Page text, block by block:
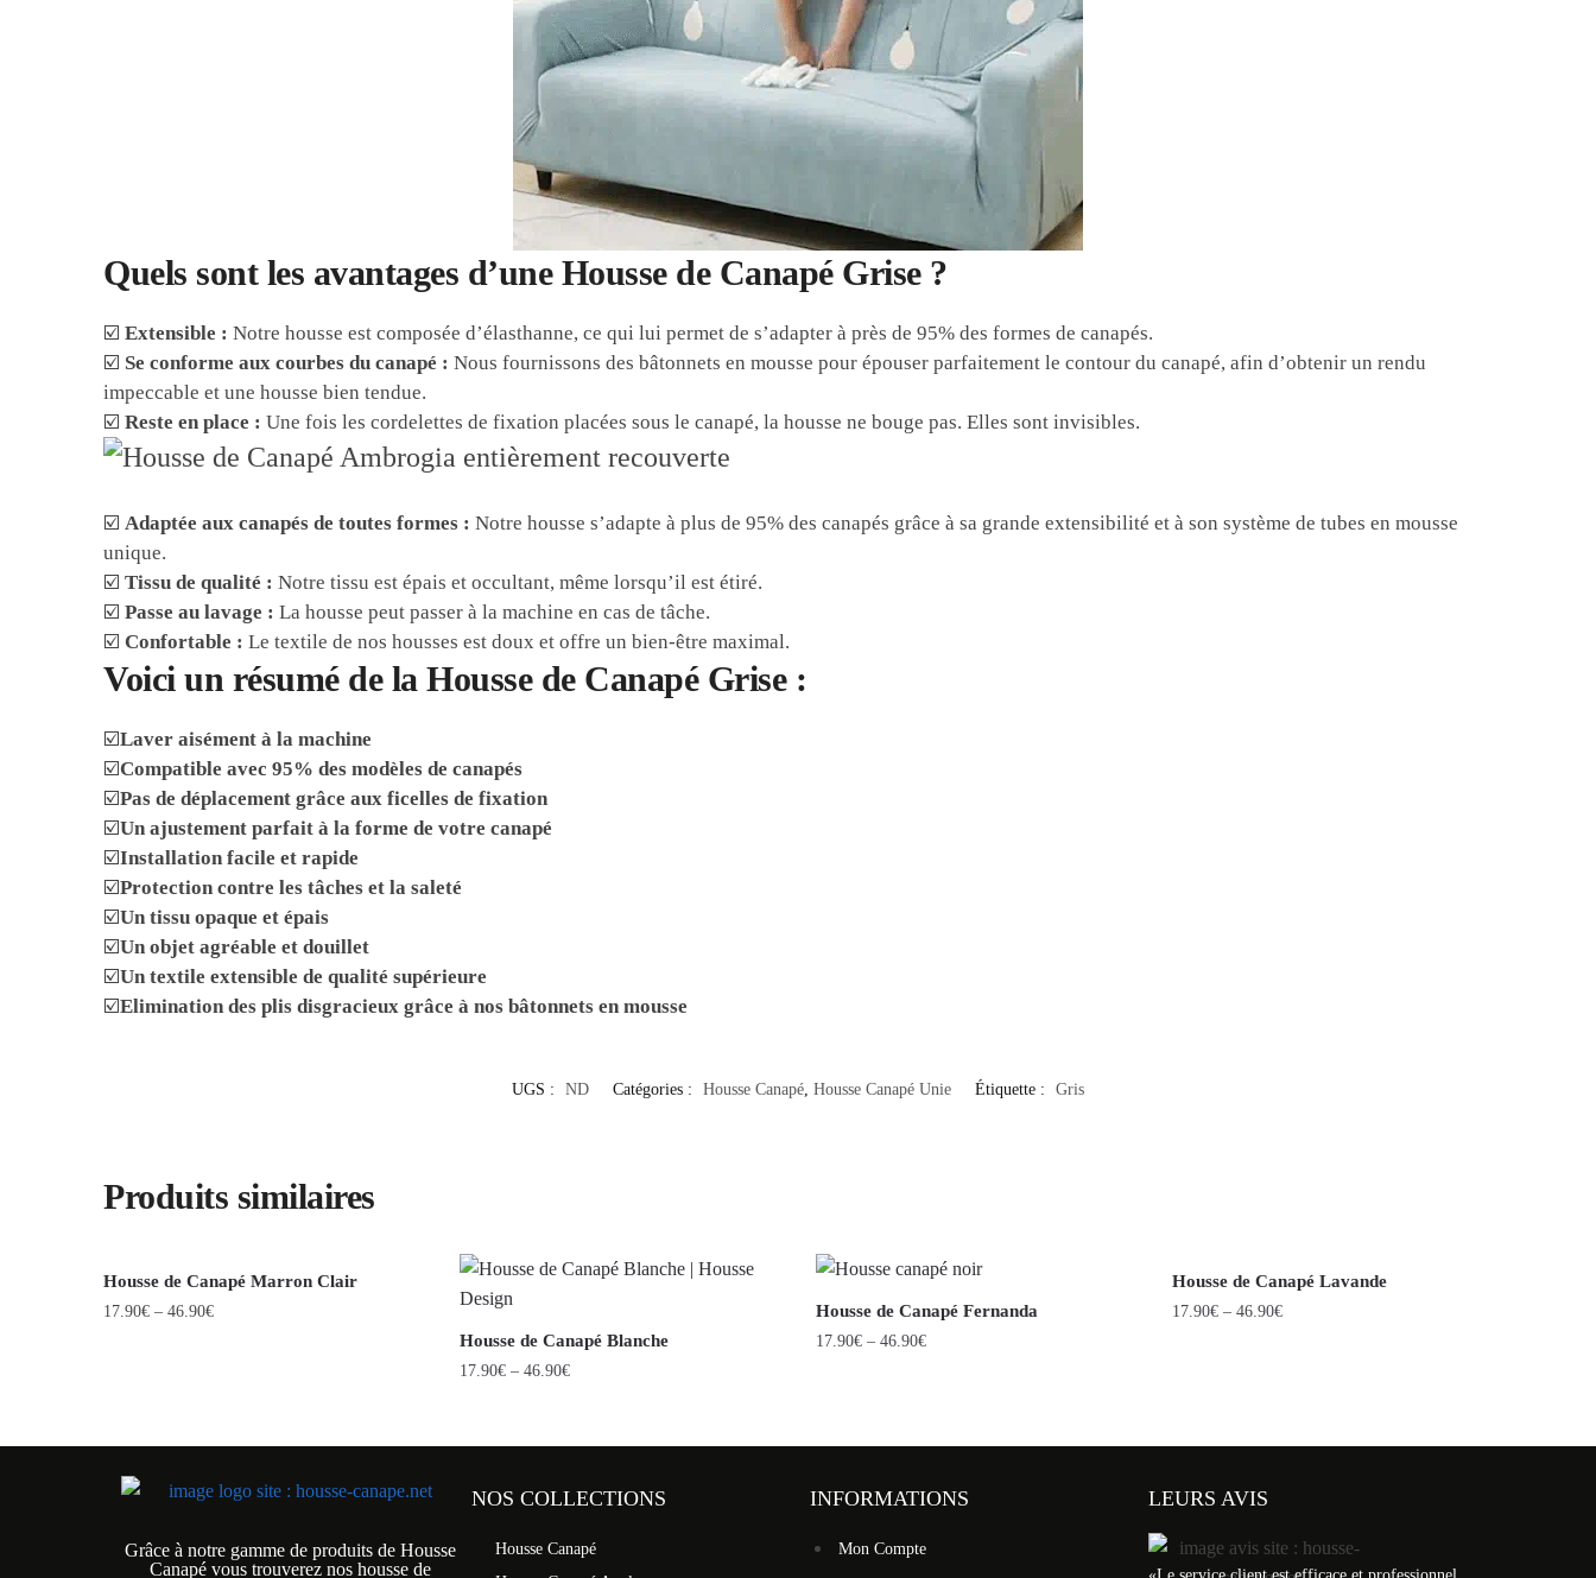
Quels sont les avantages d’une Housse de Canapé Grise ?
☑️Extensible : Notre housse est composée d’élasthanne, ce qui lui permet de s’adapter à près de 95% des formes de canapés.
☑️ Se conforme aux courbes du canapé : Nous fournissons des bâtonnets en mousse pour épouser parfaitement le contour du canapé, afin d’obtenir un rendu
impeccable et une housse bien tendue.
☑️Reste en place : Une fois les cordelettes de fixation placées sous le canapé, la housse ne bouge pas. Elles sont invisibles.
☑️Adaptée aux canapés de toutes formes : Notre housse s’adapte à plus de 95% des canapés grâce à sa grande extensibilité et à son système de tubes en mousse
unique.
☑️Tissu de qualité : Notre tissu est épais et occultant, même lorsqu’il est étiré.
☑️Passe au lavage : La housse peut passer à la machine en cas de tâche.
☑️Confortable : Le textile de nos housses est doux et offre un bien-être maximal.
Voici un résumé de la Housse de Canapé Grise :
☑️Laver aisément à la machine
☑️Compatible avec 95% des modèles de canapés
☑️Pas de déplacement grâce aux ficelles de fixation
☑️Un ajustement parfait à la forme de votre canapé
☑️Installation facile et rapide
☑️Protection contre les tâches et la saleté
☑️Un tissu opaque et épais
☑️Un objet agréable et douillet
☑️Un textile extensible de qualité supérieure
☑️Elimination des plis disgracieux grâce à nos bâtonnets en mousse
UGS : ND Catégories : Housse Canapé, Housse Canapé Unie Étiquette : Gris
Produits similaires
Housse de Canapé Marron Clair
17.90€ –46.90€
Housse de Canapé Blanche
17.90€ – 46.90€
Housse de Canapé Fernanda
17.90€– 46.90€
Housse de Canapé Lavande
17.90€– 46.90€
Grâce à notre gamme de produits de Housse
Canapé vous trouverez nos housse de
NOS COLLECTIONS
Housse Canapé
INFORMATIONS
Mon Compte
LEURS AVIS